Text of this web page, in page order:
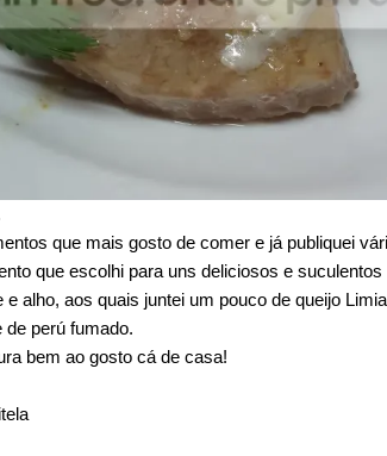
que mais gosto de comer e já publiquei
que escolhi para uns deliciosos e
e alho, aos quais juntei um pouco de queijo
de perú fumado.
bem ao gosto cá de casa!